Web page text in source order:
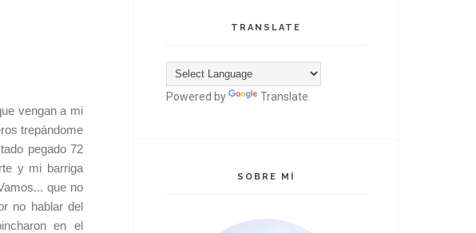
vengan a mi
trepándome
pegado 72
y mi barriga
que no
no hablar del
en el
TRANSLATE
Powered by Translate
SOBRE MÍ